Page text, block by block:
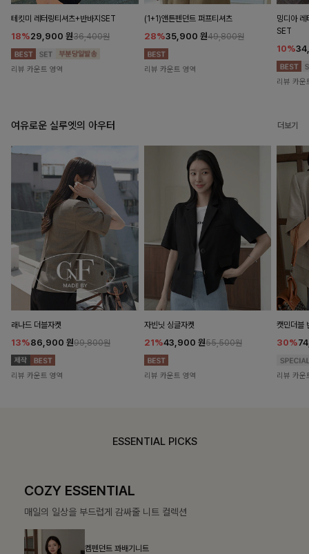
테킷미 레터링티셔츠+반바지SET
18%29,900 원36,400원
리뷰 카운트 영역
(1+1)앤튼펜던트 퍼프티셔츠
28%35,900 원49,800원
리뷰 카운트 영역
밍디아 레
SET
10%
리뷰 카운
여유로운 실루엣의 아우터 더보기
래나드 더블자켓
13%86,900 원99,800원
리뷰 카운트 영역
자빈닛 싱글자켓
21%43,900 원55,500원
리뷰 카운트 영역
캣민더블
30%
리뷰 카운
ESSENTIAL PICKS
COZY ESSENTIAL
매일의 일상을 부드럽게 감싸줄 니트 컬렉션
켐펜던트 꽈배기니트